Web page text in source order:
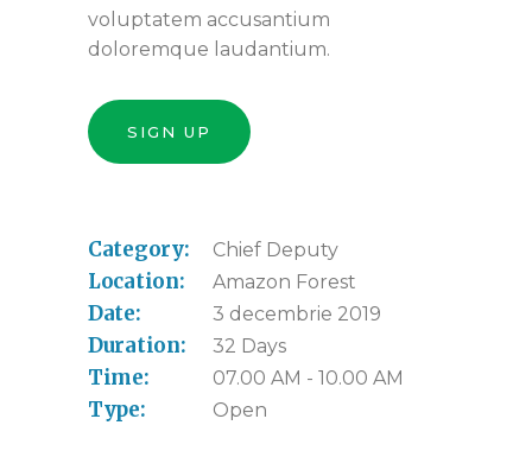
voluptatem accusantium
doloremque laudantium.
SIGN UP
Category: Chief Deputy
Location: Amazon Forest
Date: 3 decembrie 2019
Duration: 32 Days
Time: 07.00 AM - 10.00 AM
Type: Open